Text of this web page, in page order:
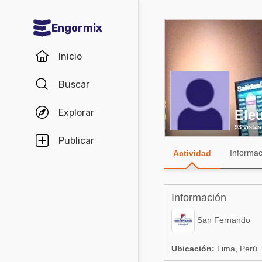
Engormix
Inicio
Buscar
Explorar
Publicar
Balanceados - Piensos
Avicultura
Ganadería
Porcicultura
Comunidades en inglés
93 vistas
Actividad
Información
San Fernando
Ubicación: Lima, Perú